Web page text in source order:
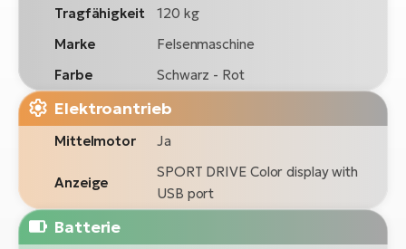
Tragfähigkeit
120 kg
Marke
Felsenmaschine
Farbe
Schwarz - Rot
Elektroantrieb
Mittelmotor Ja
Anzeige
SPORT DRIVE Color display with
USB port
Batterie